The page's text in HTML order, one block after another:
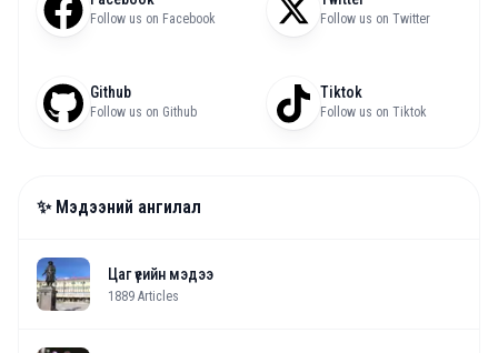
Follow us on Facebook Follow us on Twitter
Github
Follow us on Github
Tiktok
Follow us on Tiktok
✨ Мэдээний ангилал
Цаг үеийн мэдээ
1889 Articles